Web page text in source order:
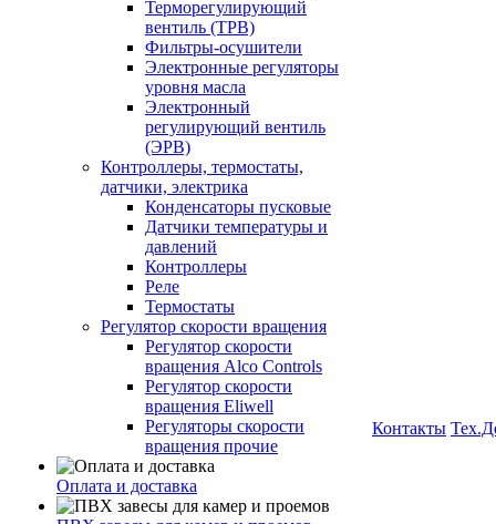
Терморегулирующий
вентиль (ТРВ)
Фильтры-осушители
Электронные регуляторы
уровня масла
Электронный
регулирующий вентиль
(ЭРВ)
Контроллеры, термостаты,
датчики, электрика
Конденсаторы пусковые
Датчики температуры и
давлений
Контроллеры
Реле
Термостаты
Регулятор скорости вращения
Регулятор скорости
вращения Alco Controls
Регулятор скорости
вращения Eliwell
Регуляторы скорости
вращения прочие
Оплата и доставка
Контакты